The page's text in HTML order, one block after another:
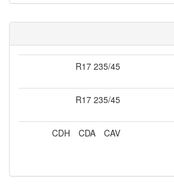
235/45 R17
235/45 R17
CAV
CDA
CDH